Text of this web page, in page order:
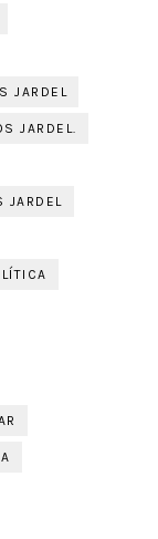
JARDEL
JARDEL.
JARDEL